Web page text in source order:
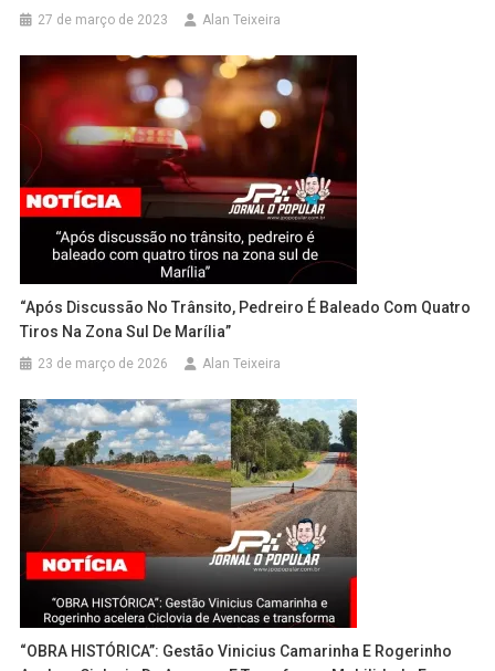
27 de março de 2023 Alan Teixeira
“Após Discussão No Trânsito, Pedreiro É Baleado Com Quatro
Tiros Na Zona Sul De Marília”
23 de março de 2026 Alan Teixeira
“OBRA HISTÓRICA”: Gestão Vinicius Camarinha E Rogerinho